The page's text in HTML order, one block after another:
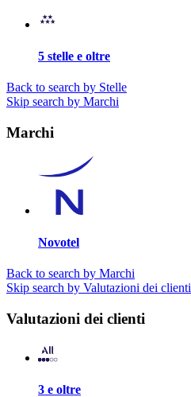
5 stelle e oltre
Back to search by Stelle
Skip search by Marchi
Marchi
Novotel
Back to search by Marchi
Skip search by Valutazioni dei clienti
Valutazioni dei clienti
3 e oltre